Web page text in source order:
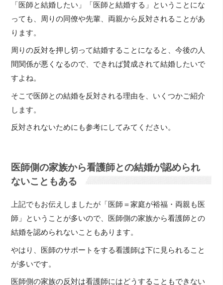
「医師と結婚したい」「医師と結婚する」ということにな
っても、周りの同僚や先輩、両親から反対されることがあ
ります。
周りの反対を押し切って結婚することになると、今後の人
間関係が悪くなるので、できれば賛成されて結婚したいで
すよね。
そこで医師との結婚を反対される理由を、いくつかご紹介
します。
反対されないためにも参考にしてみてください。
医師側の家族から看護師との結婚が認められ
ないこともある
上記でもお伝えしましたが「医師＝家庭が裕福・両親も医
師」ということが多いので、医師側の家族から看護師との
結婚を認められないこともあります。
やはり、医師のサポートをする看護師は下に見られること
が多いです。
医師側の家族の反対は看護師にはどうすることもできない